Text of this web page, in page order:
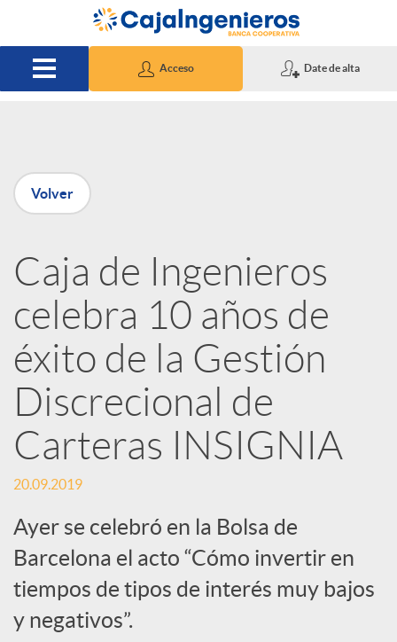
Saltar al contenido principal
Acceso Date de alta
P
u
b
l
i
c
d
o
Volver
Caja de Ingenieros
celebra 10 años de
éxito de la Gestión
Discrecional de
Carteras INSIGNIA
20.09.2019
Ayer se celebró en la Bolsa de
Barcelona el acto “Cómo invertir en
tiempos de tipos de interés muy bajos
y negativos”.